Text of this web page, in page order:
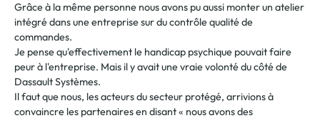
Grâce à la même personne nous avons pu aussi monter un atelier
intégré dans une entreprise sur du contrôle qualité de
commandes.
Je pense qu'effectivement le handicap psychique pouvait faire
peur à l'entreprise. Mais il y avait une vraie volonté du côté de
Dassault Systèmes.
Il faut que nous, les acteurs du secteur protégé, arrivions à
convaincre les partenaires en disant « nous avons des